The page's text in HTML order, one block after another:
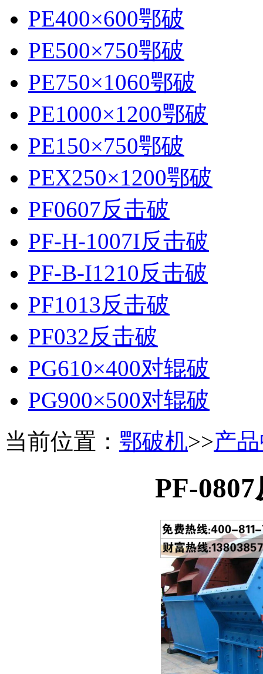
PE400×600鄂破
PE500×750鄂破
PE750×1060鄂破
PE1000×1200鄂破
PE150×750鄂破
PEX250×1200鄂破
PF0607反击破
PF-H-1007I反击破
PF-B-I1210反击破
PF1013反击破
PF032反击破
PG610×400对辊破
PG900×500对辊破
当前位置： 鄂破机>>产
PF-